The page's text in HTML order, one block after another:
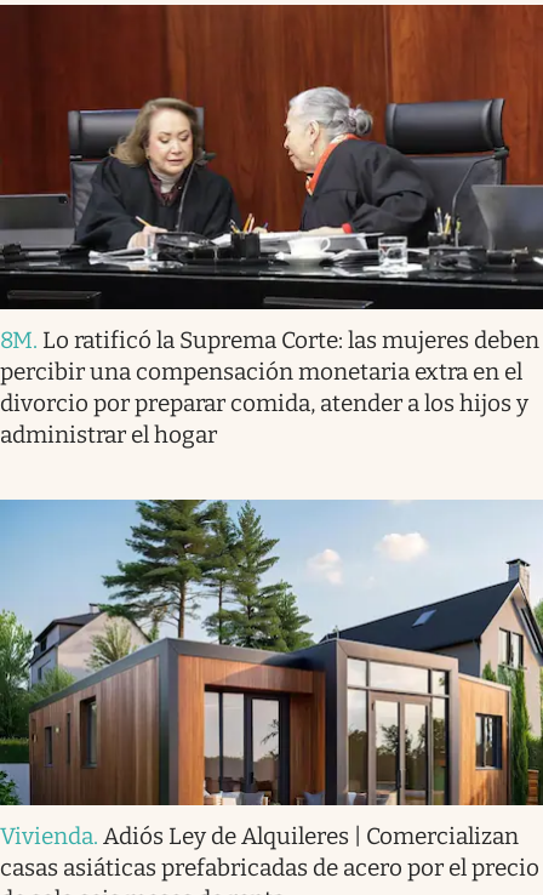
8M. Lo ratificó la Suprema Corte: las mujeres deben
percibir una compensación monetaria extra en el
divorcio por preparar comida, atender a los hijos y
administrar el hogar
Vivienda. Adiós Ley de Alquileres | Comercializan
casas asiáticas prefabricadas de acero por el precio